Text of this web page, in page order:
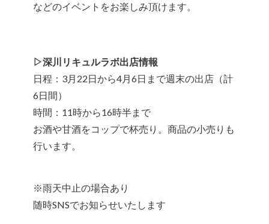
などのイベントをお楽しみ頂けます。
▷深川リキュルラボ出店情報
日程：3月22日から4月6日まで週末の出店（計
6日間）
時間：11時から16時半まで
お酒や甘酒をコップで杯売り。商品の小売りも
行います。
※雨天中止の場合あり
随時SNSでお知らせいたします